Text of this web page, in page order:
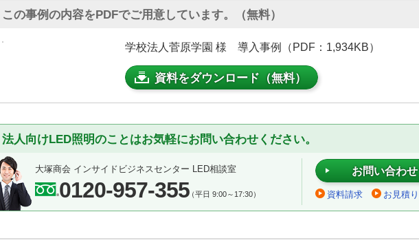
この事例の内容をPDFでご用意しています。（無料）
学校法人菅原学園 様 導入事例（PDF：1,934KB）
資料をダウンロード（無料）
法人向けLED照明のことはお気軽にお問い合わせください。
大塚商会 インサイドビジネスセンター LED相談室
0120-957-355（平日 9:00～17:30）
お問い合わせ
資料請求 お見積り